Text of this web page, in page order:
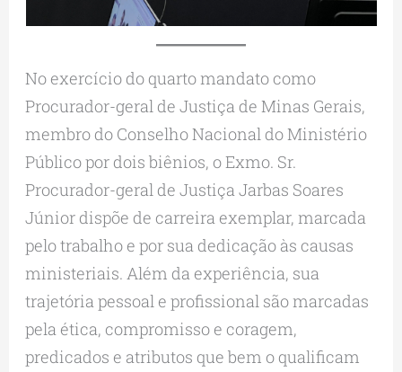
No exercício do quarto mandato como
Procurador-geral de Justiça de Minas Gerais,
membro do Conselho Nacional do Ministério
Público por dois biênios, o Exmo. Sr.
Procurador-geral de Justiça Jarbas Soares
Júnior dispõe de carreira exemplar, marcada
pelo trabalho e por sua dedicação às causas
ministeriais. Além da experiência, sua
trajetória pessoal e profissional são marcadas
pela ética, compromisso e coragem,
predicados e atributos que bem o qualificam